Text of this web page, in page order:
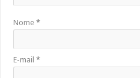
Nome*
E-mail*